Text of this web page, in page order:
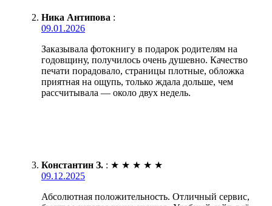
Ника Антипова :
09.01.2026
Заказывала фотокнигу в подарок родителям на
годовщину, получилось очень душевно. Качество
печати порадовало, страницы плотные, обложка
приятная на ощупь, только ждала дольше, чем
рассчитывала — около двух недель.
Константин З. : ★ ★ ★ ★ ★
09.12.2025
Абсолютная положительность. Отличный сервис,